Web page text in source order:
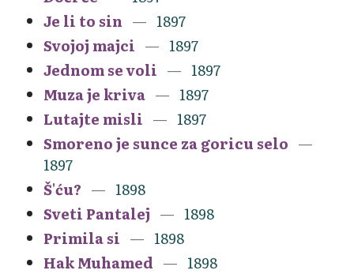
Je li to sin
1897
Svojoj majci
1897
Jednom se voli
1897
Muza je kriva
1897
Lutajte misli
1897
Smoreno je sunce za goricu selo
1897
Š'ću?
1898
Sveti Pantalej
1898
Primila si
1898
Hak Muhamed
1898